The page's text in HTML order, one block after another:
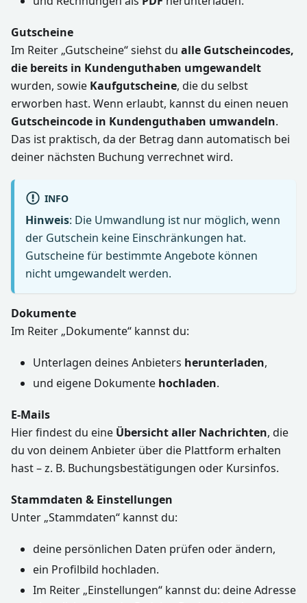
Gutscheine
Im Reiter „Gutscheine“ siehst du alle Gutscheincodes,
die bereits in Kundenguthaben umgewandelt
wurden, sowie Kaufgutscheine, die du selbst
erworben hast. Wenn erlaubt, kannst du einen neuen
Gutscheincode in Kundenguthaben umwandeln.
Das ist praktisch, da der Betrag dann automatisch bei
deiner nächsten Buchung verrechnet wird.
INFO
Hinweis: Die Umwandlung ist nur möglich, wenn
der Gutschein keine Einschränkungen hat.
Gutscheine für bestimmte Angebote können
nicht umgewandelt werden.
Dokumente
Im Reiter „Dokumente“ kannst du:
Unterlagen deines Anbieters herunterladen,
und eigene Dokumente hochladen.
E-Mails
Hier findest du eine Übersicht aller Nachrichten, die
du von deinem Anbieter über die Plattform erhalten
hast – z. B. Buchungsbestätigungen oder Kursinfos.
Stammdaten & Einstellungen
Unter „Stammdaten“ kannst du:
deine persönlichen Daten prüfen oder ändern,
ein Profilbild hochladen.
Im Reiter „Einstellungen“ kannst du: deine Adresse